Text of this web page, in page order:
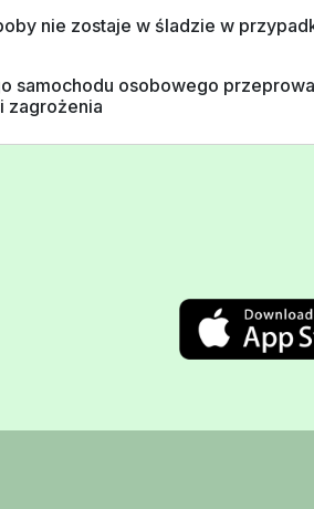
nie zostaje w śladzie w
samochodu osobowego
zagrożenia